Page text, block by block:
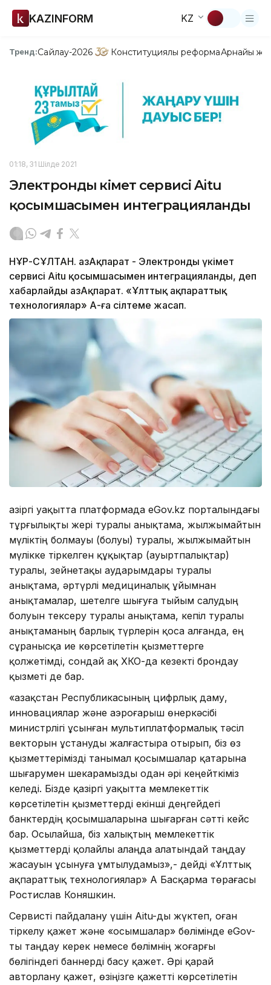
KAZINFORM KZ
Тренд:Сайлау-2026 Конституциялық реформаАрнайы
01:18, 31 Шілде 2021
Электронды үкімет сервисі Aitu
қосымшасымен интеграцияланды
НҰР-СҰЛТАН. ҚазАқпарат - Электронды үкімет
сервисі Aitu қосымшасымен интеграцияланды, деп
хабарлайды ҚазАқпарат. «Ұлттық ақпараттық
технологиялар» АҚ-ға сілтеме жасап.
Қазіргі уақытта платформада eGov.kz порталындағы
тұрғылықты жері туралы анықтама, жылжымайтын
мүліктің болмауы (болуы) туралы, жылжымайтын
мүлікке тіркелген құқықтар (ауыртпалықтар)
туралы, зейнетақы аударымдары туралы
анықтама, әртүрлі медициналық ұйымнан
анықтамалар, шетелге шығуға тыйым салудың
болуын тексеру туралы анықтама, кепіл туралы
анықтаманың барлық түрлерін қоса алғанда, ең
сұранысқа ие көрсетілетін қызметтерге
қолжетімді, сондай ақ ХҚКО-да кезекті брондау
қызметі де бар.
«Қазақстан Республикасының цифрлық даму,
инновациялар және аэроғарыш өнеркәсібі
министрлігі ұсынған мультиплатформалық тәсіл
векторын ұстануды жалғастыра отырып, біз өз
қызметтерімізді танымал қосымшалар қатарына
шығарумен шекарамызды одан әрі кеңейткіміз
келеді. Бізде қазіргі уақытта мемлекеттік
көрсетілетін қызметтерді екінші деңгейдегі
банктердің қосымшаларына шығарған сәтті кейс
бар. Осылайша, біз халықтың мемлекеттік
қызметтерді қолайлы алаңда алатындай таңдау
жасауын ұсынуға ұмтылудамыз»,- дейді «Ұлттық
ақпараттық технологиялар» АҚ Басқарма төрағасы
Ростислав Коняшкин.
Сервисті пайдалану үшін Aitu-ды жүктеп, оған
тіркелу қажет және «Қосымшалар» бөлімінде eGov-
ты таңдау керек немесе бөлімнің жоғарғы
бөлігіндегі баннерді басу қажет. Әрі қарай
авторлану қажет, өзіңізге қажетті көрсетілетін